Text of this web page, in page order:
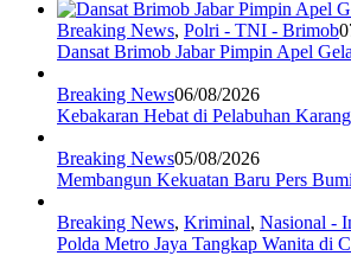
Breaking News, Polri - TNI - Brimob
Dansat Brimob Jabar Pimpin Apel
Breaking News06/08/2026
Kebakaran Hebat di Pelabuhan
Breaking News05/08/2026
Membangun Kekuatan Baru Pers
Breaking News, Kriminal, Nasional -
Polda Metro Jaya Tangkap Wanita di